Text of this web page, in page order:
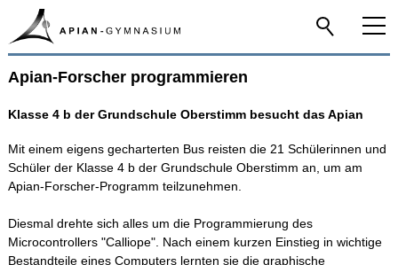
Home
Schulfamilie
Infos-Service
Apian-Forscher programmieren
Klasse 4 b der Grundschule Oberstimm besucht das Apian
Mit einem eigens gecharterten Bus reisten die 21 Schülerinnen und
Schüler der Klasse 4 b der Grundschule Oberstimm an, um am
Apian-Forscher-Programm teilzunehmen.
Diesmal drehte sich alles um die Programmierung des
Microcontrollers "Calliope". Nach einem kurzen Einstieg in wichtige
Bestandteile eines Computers lernten sie die graphische